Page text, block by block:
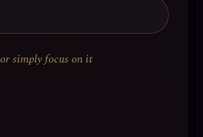
or simply focus on it